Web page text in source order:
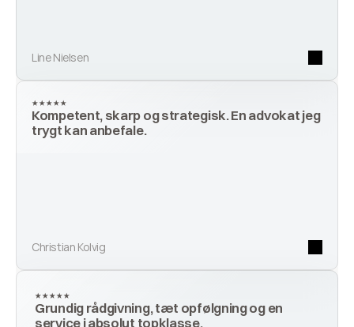
Line Nielsen
★★★★★
Kompetent, skarp og strategisk. En advokat jeg
trygt kan anbefale.
Christian Kolvig
★★★★★
Grundig rådgivning, tæt opfølgning og en
service i absolut topklasse.